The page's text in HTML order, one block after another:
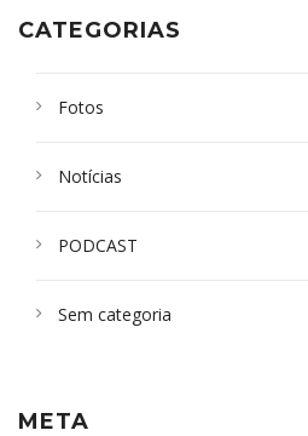
CATEGORIAS
Fotos
Notícias
PODCAST
Sem categoria
META